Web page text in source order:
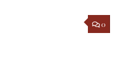
0